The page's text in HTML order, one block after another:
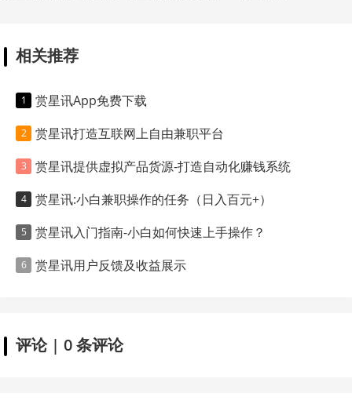
相关推荐
赏星讯App免费下载
赏星讯打造互联网上自由兼职平台
赏星讯提供虚拟产品货源-打造自动化赚钱系统
赏星讯:小白兼职操作的任务（日入百元+）
赏星讯入门指南-小白如何快速上手操作？
赏星讯用户反馈及收益展示
评论 | 0 条评论